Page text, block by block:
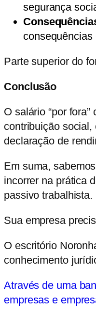
segurança
Parte superior do
Conclusão
O salário “por
contribuição
declaração de
Em suma,
incorrer na prática
passivo trabalhista.
Sua empresa
O escritório
conhecimento
Através de uma
empresas e